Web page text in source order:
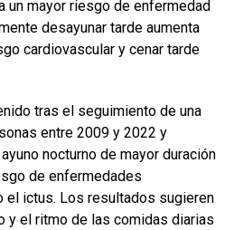
un mayor riesgo de enfermedad
desayunar tarde aumenta
cardiovascular y cenar tarde
tras el seguimiento de una
entre 2009 y 2022 y
nocturno de mayor duración
de enfermedades
el ictus. Los resultados sugieren
y el ritmo de las comidas diarias